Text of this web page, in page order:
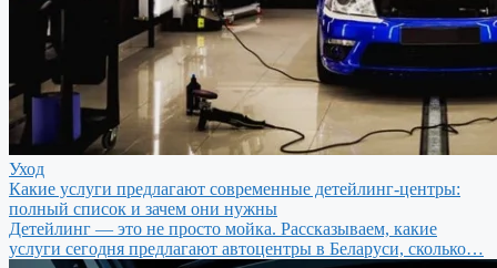
Уход
Какие услуги предлагают современные детейлинг-центры:
полный список и зачем они нужны
Детейлинг — это не просто мойка. Рассказываем, какие
услуги сегодня предлагают автоцентры в Беларуси, сколько…